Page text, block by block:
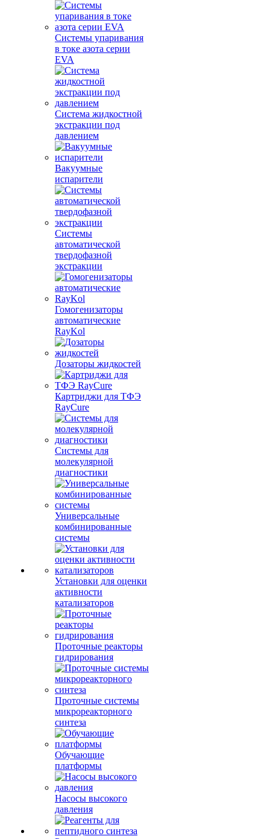
Системы упаривания
в токе азота серии
EVA
Система жидкостной
экстракции под
давлением
Вакуумные
испарители
Системы
автоматической
твердофазной
экстракции
Гомогенизаторы
автоматические
RayKol
Дозаторы жидкостей
Картриджи для ТФЭ
RayCure
Системы для
молекулярной
диагностики
Универсальные
комбинированные
системы
Установки для оценки
активности
катализаторов
Проточные реакторы
гидрирования
Проточные системы
микрореакторного
синтеза
Обучающие
платформы
Насосы высокого
давления